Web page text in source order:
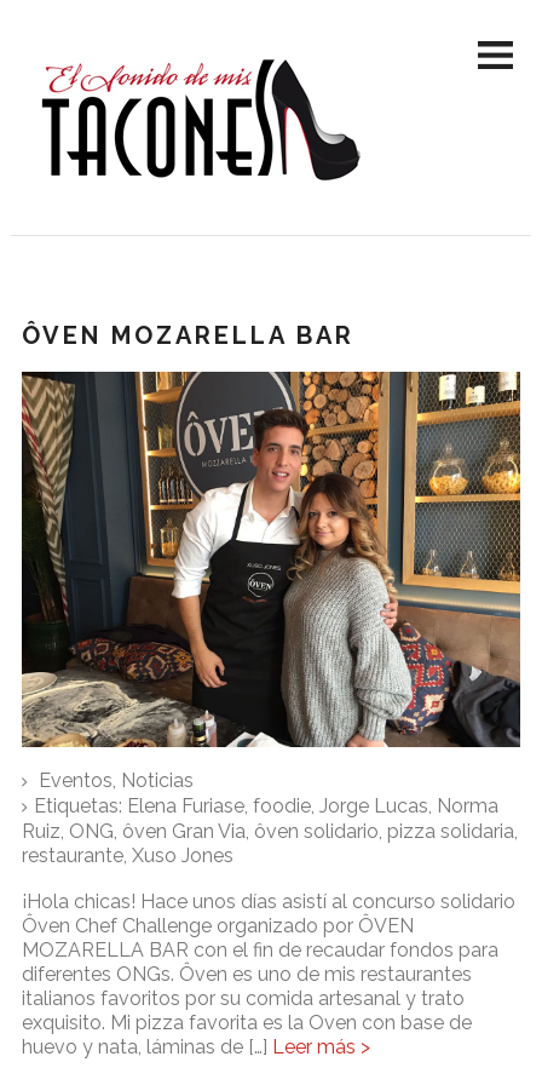
ÔVEN MOZARELLA BAR
Eventos Noticias
Etiquetas: Elena Furiase, foodie, Jorge Lucas Norma
Ruiz ONG ôven Gran Via ôven solidario pizza solidaria
restaurante, Xuso Jones
¡Hola chicas! Hace unos días asistí al concurso solidario
Ôven Chef Challenge organizado por ÔVEN
MOZARELLA BAR con el fin de recaudar fondos para
diferentes ONGs. Ôven es uno de mis restaurantes
italianos favoritos por su comida artesanal y trato
exquisito. Mi pizza favorita es la Oven con base de
huevo y nata, láminas de […] Leer más >